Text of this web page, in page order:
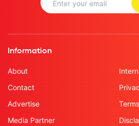
Information
About
Contact
Advertise
Media Partner